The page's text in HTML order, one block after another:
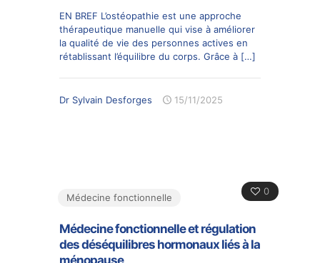
EN BREF L’ostéopathie est une approche
thérapeutique manuelle qui vise à améliorer
la qualité de vie des personnes actives en
rétablissant l’équilibre du corps. Grâce à […]
Dr Sylvain Desforges 15/11/2025
0
Médecine fonctionnelle
Médecine fonctionnelle et régulation
des déséquilibres hormonaux liés à la
ménopause